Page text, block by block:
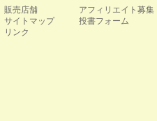
販売店舗
サイトマップ
リンク
アフィリエイト募集
投書フォーム